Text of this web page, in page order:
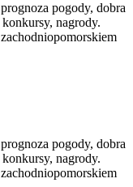
pogody, dobra
nagrody.
pogody, dobra
nagrody.